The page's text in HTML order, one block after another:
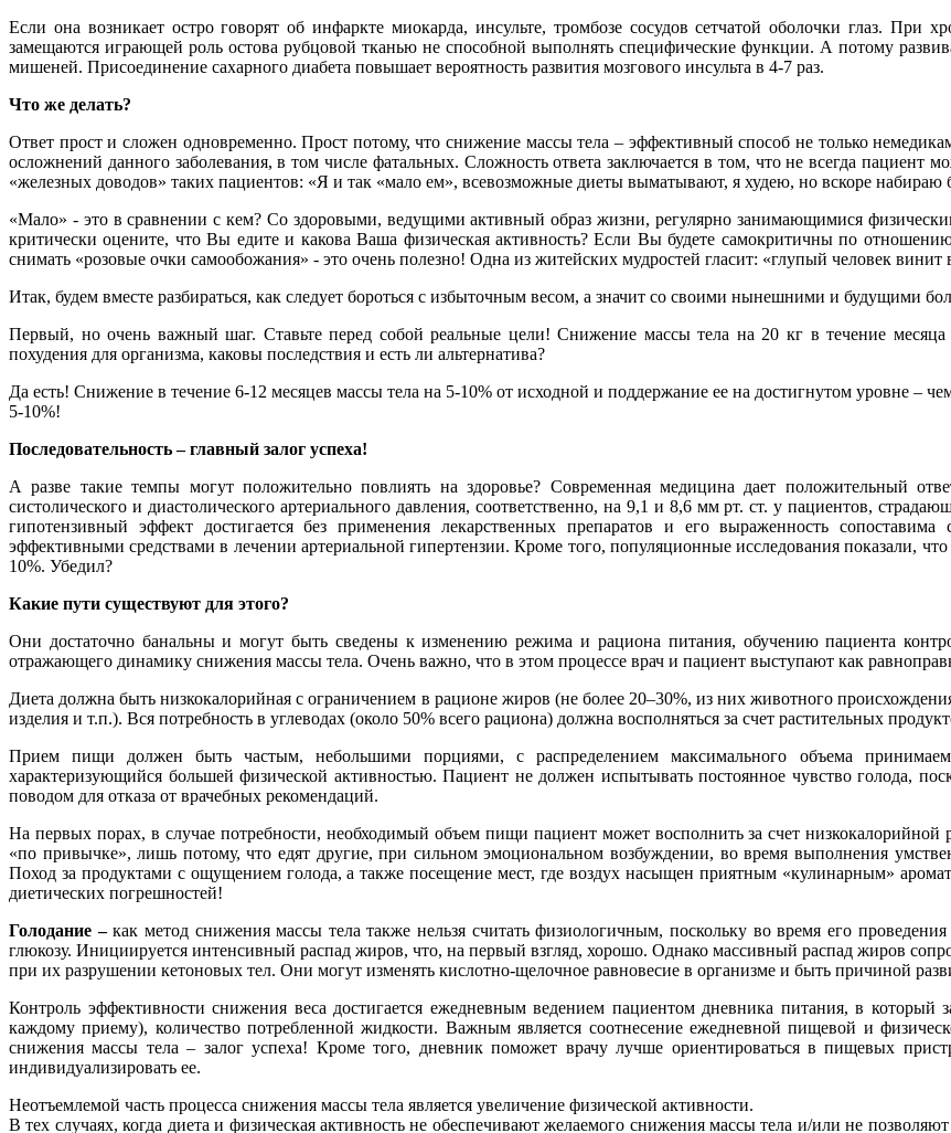
Если она возникает остро говорят об инфаркте миокарда, инсульте, тромбозе сосудов сетчатой оболочки глаз. При
замещаются играющей роль остова рубцовой тканью не способной выполнять специфические функции. А потому
мишеней. Присоединение сахарного диабета повышает вероятность развития мозгового инсульта в 4-7 раз.
Что же делать?
Ответ прост и сложен одновременно. Прост потому, что снижение массы тела – эффективный способ не только
осложнений данного заболевания, в том числе фатальных. Сложность ответа заключается в том, что не всегда пациент
«железных доводов» таких пациентов: «Я и так «мало ем», всевозможные диеты выматывают, я худею, но вскоре набираю
«Мало» - это в сравнении с кем? Со здоровыми, ведущими активный образ жизни, регулярно занимающимися
критически оцените, что Вы едите и какова Ваша физическая активность? Если Вы будете самокритичны по
снимать «розовые очки самообожания» - это очень полезно! Одна из житейских мудростей гласит: «глупый человек
Итак, будем вместе разбираться, как следует бороться с избыточным весом, а значит со своими нынешними и будущими
Первый, но очень важный шаг. Ставьте перед собой реальные цели! Снижение массы тела на 20 кг в течение месяца
похудения для организма, каковы последствия и есть ли альтернатива?
Да есть! Снижение в течение 6-12 месяцев массы тела на 5-10% от исходной и поддержание ее на достигнутом уровне –
5-10%!
Последовательность – главный залог успеха!
А разве такие темпы могут положительно повлиять на здоровье? Современная медицина дает положительный
систолического и диастолического артериального давления, соответственно, на 9,1 и 8,6 мм рт. ст. у пациентов,
гипотензивный эффект достигается без применения лекарственных препаратов и его выраженность
эффективными средствами в лечении артериальной гипертензии. Кроме того, популяционные исследования показали,
10%. Убедил?
Какие пути существуют для этого?
Они достаточно банальны и могут быть сведены к изменению режима и рациона питания, обучению пациента
отражающего динамику снижения массы тела. Очень важно, что в этом процессе врач и пациент выступают как
Диета должна быть низкокалорийная с ограничением в рационе жиров (не более 20–30%, из них животного
изделия и т.п.). Вся потребность в углеводах (около 50% всего рациона) должна восполняться за счет растительных
Прием пищи должен быть частым, небольшими порциями, с распределением максимального объема
характеризующийся большей физической активностью. Пациент не должен испытывать постоянное чувство голода,
поводом для отказа от врачебных рекомендаций.
На первых порах, в случае потребности, необходимый объем пищи пациент может восполнить за счет
«по привычке», лишь потому, что едят другие, при сильном эмоциональном возбуждении, во время выполнения
Поход за продуктами с ощущением голода, а также посещение мест, где воздух насыщен приятным «кулинарным»
диетических погрешностей!
Голодание –как метод снижения массы тела также нельзя считать физиологичным, поскольку во время его
глюкозу. Инициируется интенсивный распад жиров, что, на первый взгляд, хорошо. Однако массивный распад жиров
при их разрушении кетоновых тел. Они могут изменять кислотно-щелочное равновесие в организме и быть причиной
Контроль эффективности снижения веса достигается ежедневным ведением пациентом дневника питания, в
каждому приему), количество потребленной жидкости. Важным является соотнесение ежедневной пищевой и
снижения массы тела – залог успеха! Кроме того, дневник поможет врачу лучше ориентироваться в пищевых
индивидуализировать ее.
Неотъемлемой часть процесса снижения массы тела является увеличение физической активности.
В тех случаях, когда диета и физическая активность не обеспечивают желаемого снижения массы тела и/или не